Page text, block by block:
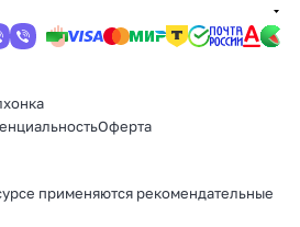
Оферта
применяются рекомендательные